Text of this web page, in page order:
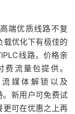
端优质线路不复
优化下有极佳的
线路，价格亲
流量包提供。
流媒体解锁以及
新用户可免费试
更可在优惠之上再